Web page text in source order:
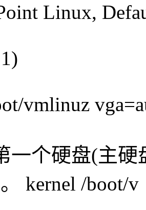
Linux,
vmlinuz
一个硬盘(主
kernel /boot/v